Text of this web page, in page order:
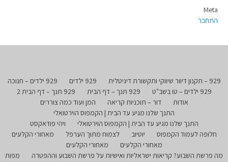
Meta
התחבר
929 – תקנון דיוור שיווקי ותקשורת דיגיטלית 929 ילדים
929 ילדים – חנוכה
929 ילדים – טו בשב"ט
929 תנך – דף הבית
929 תנך – דף הבית 2
אודות
דור – תוכניות קריאה
המן ועוד כמה צוררים
התנך שלנו מגיע עד הבית | הקמפוס הוירטואלי
התנך שלנו מגיע עד הבית | הקמפוס הוירטואלי
ויהי פודאקסט
חלופה לעמוד הקמפוס
יוטיוב לצמוח מתוך הערפל
מאחורי הקלעים
מאחורי הקלעים
מאחורי הקלעים
מה פרשת השבוע? קריאות ישראליות ואישיות על פרשת השבוע וההפטרה
מפות